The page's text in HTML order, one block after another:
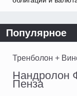
Популярное
Тренболон +
Нандролон
Пенза